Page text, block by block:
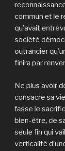
commun et le
qu’avait
société
outrancier
finira par
Ne plus avoir
consacre sa
fasse le
bien-être, de
seule fin qui
verticalité